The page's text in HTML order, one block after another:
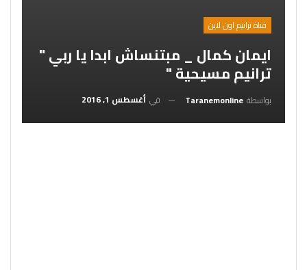
قناة ترانيم اون لاين
ايمان كمال _ مبتنساش ابدا يا ربي "
ترانيم مسيحية "
بواسطة Taranemonline في أغسطس 1, 2016